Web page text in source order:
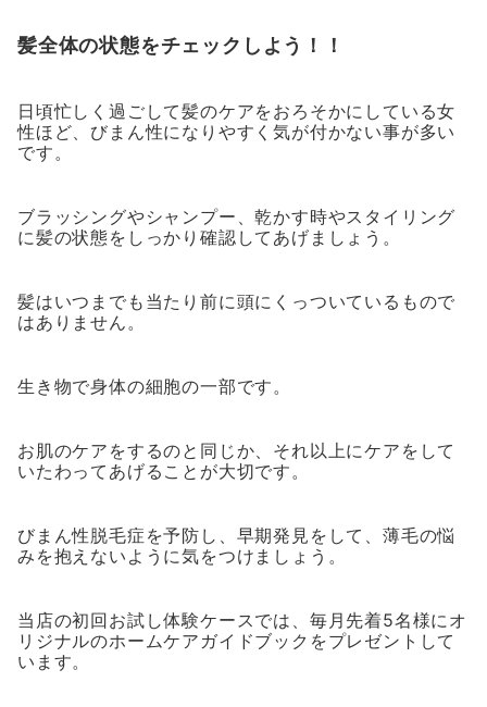
髪全体の状態をチェックしよう！！
日頃忙しく過ごして髪のケアをおろそかにしている女
性ほど、びまん性になりやすく気が付かない事が多い
です。
ブラッシングやシャンプー、乾かす時やスタイリング
に髪の状態をしっかり確認してあげましょう。
髪はいつまでも当たり前に頭にくっついているもので
はありません。
生き物で身体の細胞の一部です。
お肌のケアをするのと同じか、それ以上にケアをして
いたわってあげることが大切です。
びまん性脱毛症を予防し、早期発見をして、薄毛の悩
みを抱えないように気をつけましょう。
当店の初回お試し体験ケースでは、毎月先着5名様にオ
リジナルのホームケアガイドブックをプレゼントして
います。